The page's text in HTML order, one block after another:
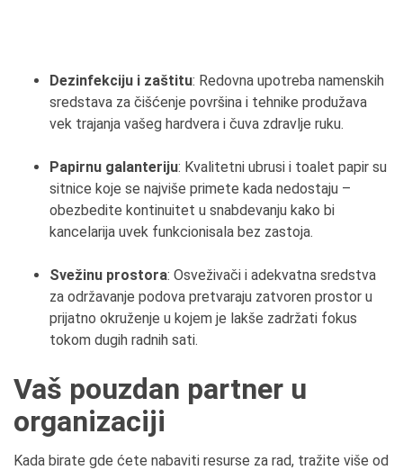
Dezinfekciju i zaštitu: Redovna upotreba namenskih
sredstava za čišćenje površina i tehnike produžava
vek trajanja vašeg hardvera i čuva zdravlje ruku.
Papirnu galanteriju: Kvalitetni ubrusi i toalet papir su
sitnice koje se najviše primete kada nedostaju –
obezbedite kontinuitet u snabdevanju kako bi
kancelarija uvek funkcionisala bez zastoja.
Svežinu prostora: Osveživači i adekvatna sredstva
za održavanje podova pretvaraju zatvoren prostor u
prijatno okruženje u kojem je lakše zadržati fokus
tokom dugih radnih sati.
Vaš pouzdan partner u
organizaciji
Kada birate gde ćete nabaviti resurse za rad, tražite više od